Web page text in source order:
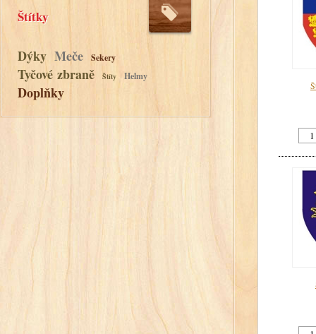
Štítky
Dýky Meče Sekery
Tyčové zbraně Štíty Helmy
Doplňky